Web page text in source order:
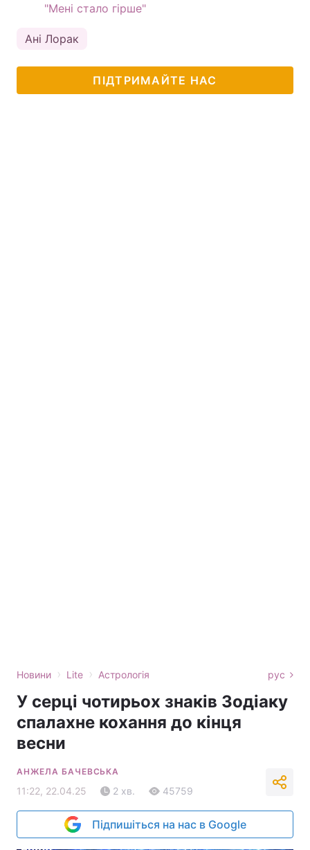
"Мені стало гірше"
Ані Лорак
ПІДТРИМАЙТЕ НАС
Новини › Lite › Астрологія рус
У серці чотирьох знаків Зодіаку
спалахне кохання до кінця
весни
АНЖЕЛА БАЧЕВСЬКА
11:22, 22.04.25 2 хв. 45759
Підпишіться на нас в Google